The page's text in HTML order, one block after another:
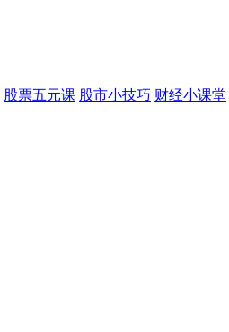
股票五元课 股市小技巧 财经小课堂